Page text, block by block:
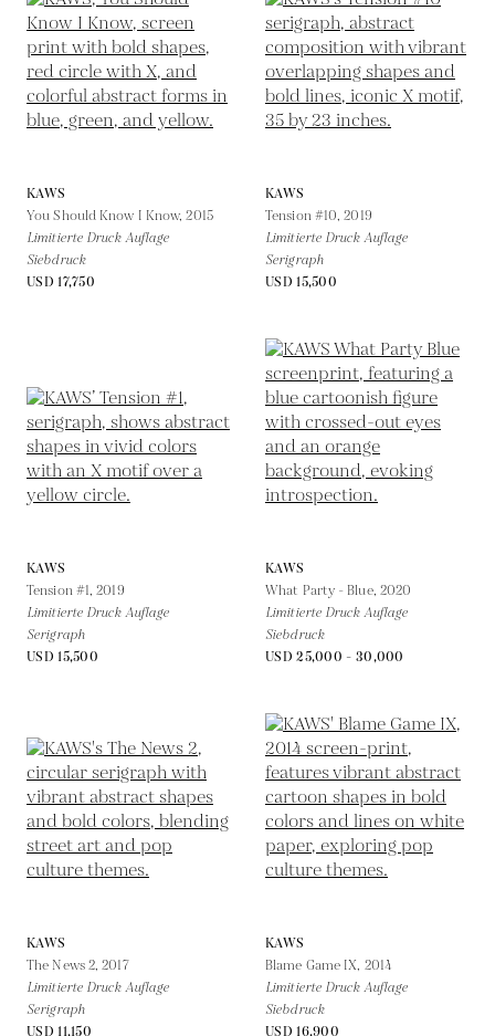
KAWS
You Should Know I Know,2015
Limitierte Druck Auflage
Siebdruck
USD 17,750
KAWS
Tension #10,2019
Limitierte Druck Auflage
Serigraph
USD 15,500
KAWS
Tension #1,2019
Limitierte Druck Auflage
Serigraph
USD 15,500
KAWS
What Party - Blue, 2020
Limitierte Druck Auflage
Siebdruck
USD 25,000 - 30,000
KAWS
The News 2,2017
Limitierte Druck Auflage
Serigraph
USD 11,150
KAWS
Blame Game IX, 2014
Limitierte Druck Auflage
Siebdruck
USD 16,900